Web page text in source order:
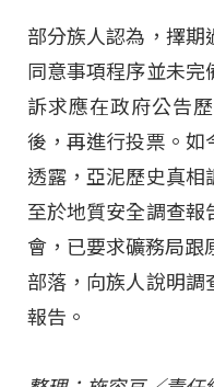
部分族人認為，擇期
同意事項程序並未
訴求應在政府公告
後，再進行投票。如
透露，亞泥歷史真相
至於地質安全調查報
會，已要求礦務局跟
部落，向族人說明調
報告。